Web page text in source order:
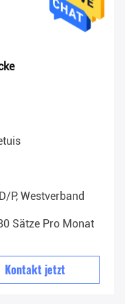
P, Westverband
Sätze Pro Monat
Kontakt jetzt